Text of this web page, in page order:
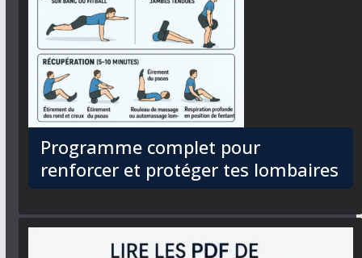
Programme complet pour
renforcer et protéger tes lombaires